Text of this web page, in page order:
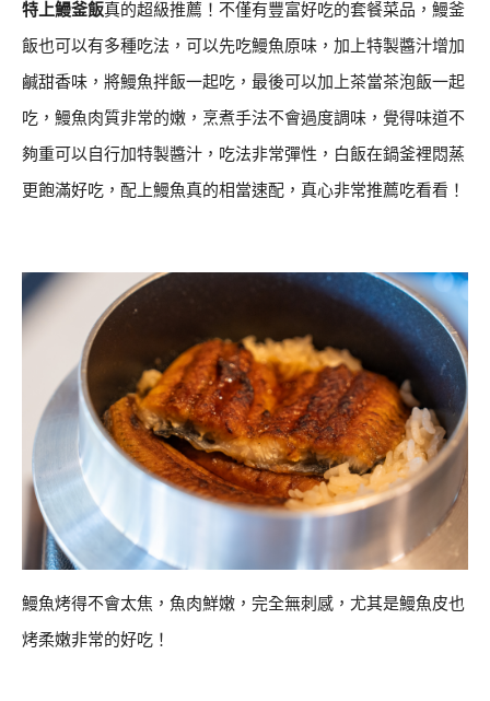
特上鰻釜飯真的超級推薦！不僅有豐富好吃的套餐菜品，鰻釜
飯也可以有多種吃法，可以先吃鰻魚原味，加上特製醬汁增加
鹹甜香味，將鰻魚拌飯一起吃，最後可以加上茶當茶泡飯一起
吃，鰻魚肉質非常的嫩，烹煮手法不會過度調味，覺得味道不
夠重可以自行加特製醬汁，吃法非常彈性，白飯在鍋釜裡悶蒸
更飽滿好吃，配上鰻魚真的相當速配，真心非常推薦吃看看！
鰻魚烤得不會太焦，魚肉鮮嫩，完全無刺感，尤其是鰻魚皮也
烤柔嫩非常的好吃！